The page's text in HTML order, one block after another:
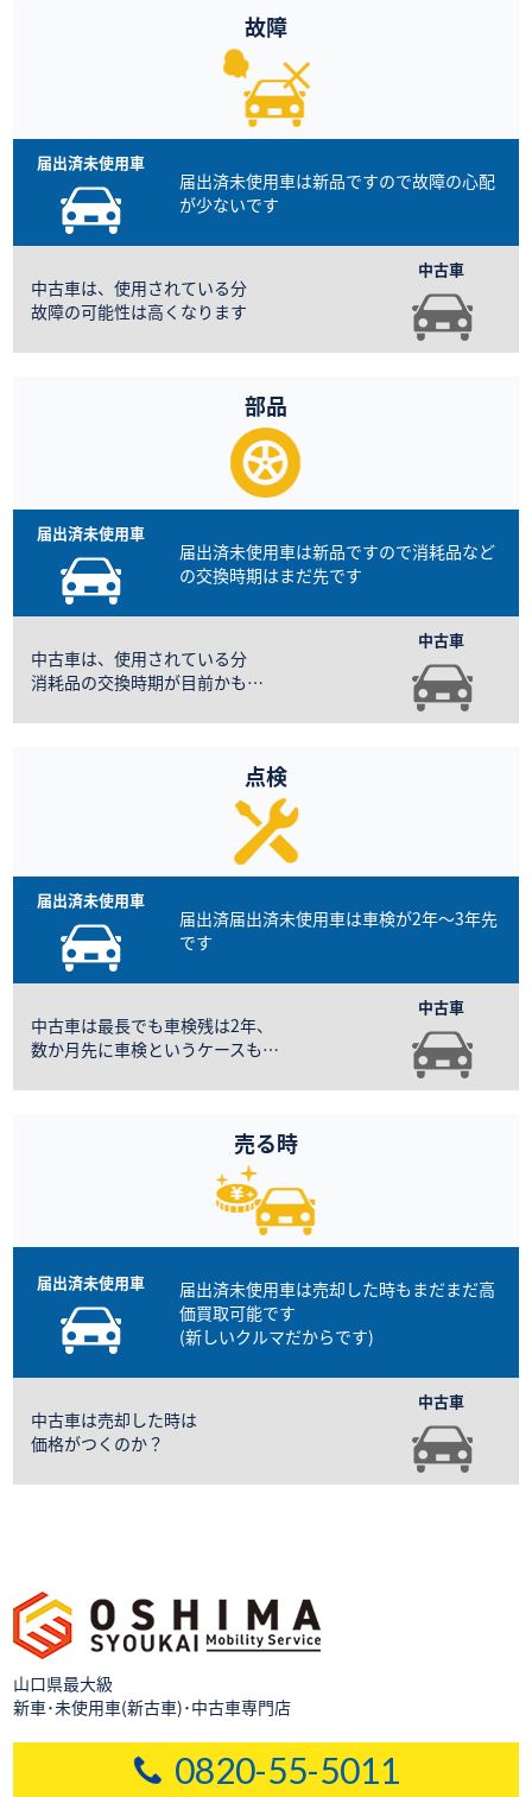
故障
届出済未使用車は新品ですので故障の心配
が少ないです
中古車は、使用されている分
故障の可能性は高くなります
部品
届出済未使用車は新品ですので消耗品など
の交換時期はまだ先です
中古車は、使用されている分
消耗品の交換時期が目前かも…
点検
届出済届出済未使用車は車検が2年～3年先
です
中古車は最長でも車検残は2年、
数か月先に車検というケースも…
売る時
届出済未使用車は売却した時もまだまだ高
価買取可能です
(新しいクルマだからです)
中古車は売却した時は
価格がつくのか？
山口県最大級
新車･未使用車(新古車)･中古車専門店
0820-55-5011